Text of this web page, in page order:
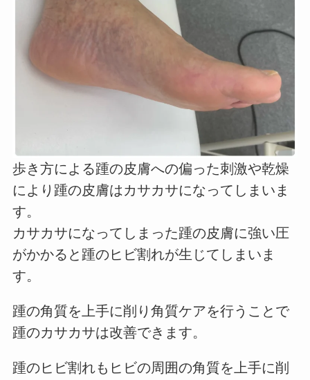
歩き方による踵の皮膚への偏った刺激や乾燥
により踵の皮膚はカサカサになってしまいま
す。
カサカサになってしまった踵の皮膚に強い圧
がかかると踵のヒビ割れが生じてしまいま
す。
踵の角質を上手に削り角質ケアを行うことで
踵のカサカサは改善できます。
踵のヒビ割れもヒビの周囲の角質を上手に削